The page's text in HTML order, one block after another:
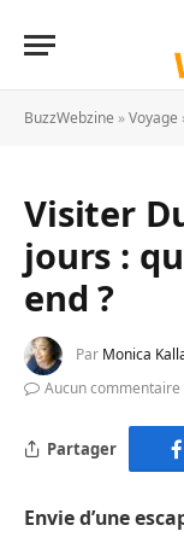
BuzzWebzine »Voyage
Visiter
jours :
end ?
Par Monica
Aucun commentaire
Partager
Envie d’une